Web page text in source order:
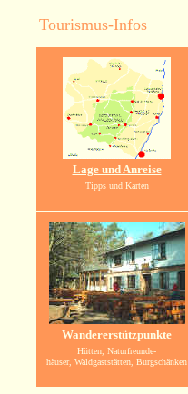
Tourismus-Infos
Lage und Anreise
Tipps und Karten
Wandererstützpunkte
Hütten, Naturfreunde-
häuser, Waldgaststätten, Burgschänken